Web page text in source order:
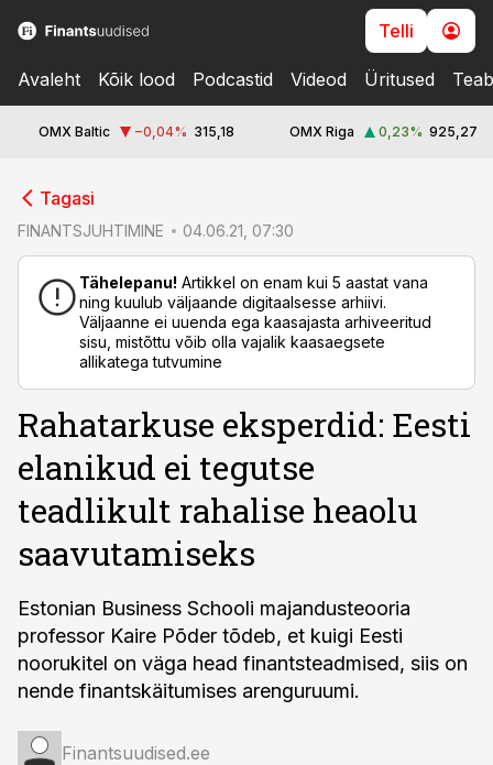
Telli
Avaleht Kõik lood Podcastid Videod Üritused
OMX Baltic −0,04% 315,18 OMX Riga 0,23% 925,27
Tagasi
FINANTSJUHTIMINE 04.06.21, 07:30
Tähelepanu! Artikkel on enam kui 5 aastat vana
ning kuulub väljaande digitaalsesse arhiivi.
Väljaanne ei uuenda ega kaasajasta arhiveeritud
sisu, mistõttu võib olla vajalik kaasaegsete
allikatega tutvumine
Rahatarkuse eksperdid: Eesti
elanikud ei tegutse
teadlikult rahalise heaolu
saavutamiseks
Estonian Business Schooli majandusteooria
professor Kaire Põder tõdeb, et kuigi Eesti
noorukitel on väga head finantsteadmised, siis on
nende finantskäitumises arenguruumi.
Finantsuudised.ee